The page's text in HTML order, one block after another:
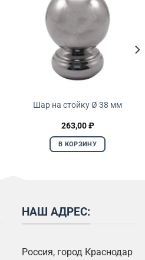
Шар на стойку Ø 38 мм
263,00₽
В КОРЗИНУ
НАШ АДРЕС:
Россия, город Краснодар